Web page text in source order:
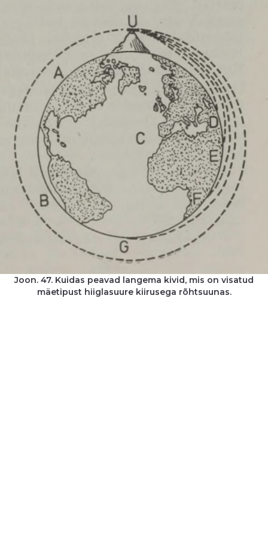
Joon. 47. Kuidas peavad langema kivid, mis on visatud
mäetipust hiiglasuure kiirusega rõhtsuunas.